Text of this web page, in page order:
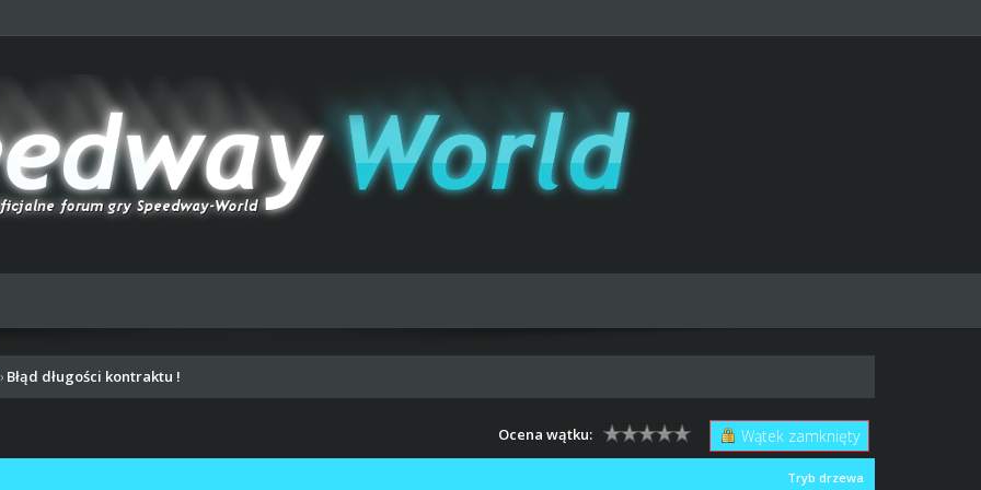
› Błąd długości kontraktu !
Wątek zamknięty
Ocena wątku:
Tryb drzewa